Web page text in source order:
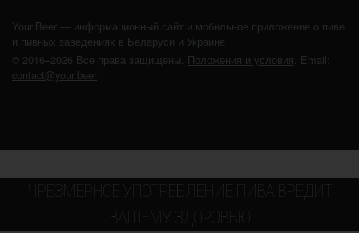
Your.Beer — информационный сайт и мобильное приложение о пиве
и пивных заведениях в Беларуси и Украине
© 2016–2026 Все права защищены. Положения и условия. Email:
contact@your.beer
ЧРЕЗМЕРНОЕ УПОТРЕБЛЕНИЕ ПИВА ВРЕДИТ
ВАШЕМУ ЗДОРОВЬЮ